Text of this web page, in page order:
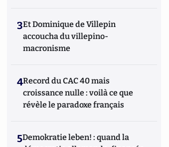
3Et Dominique de Villepin
accoucha du villepino-
macronisme
4Record du CAC 40 mais
croissance nulle : voilà ce que
révèle le paradoxe français
5Demokratie leben! : quand la